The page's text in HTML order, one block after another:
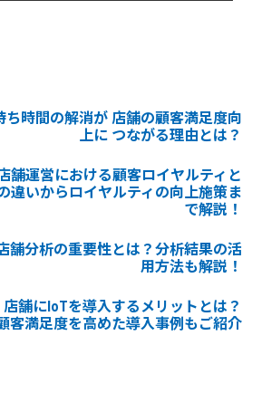
ち時間の解消が 店舗の顧客満足度向
上に つながる理由とは？
舗運営における顧客ロイヤルティと
違いからロイヤルティの向上施策ま
で解説！
舗分析の重要性とは？分析結果の活
用方法も解説！
店舗にIoTを導入するメリットとは？
客満足度を高めた導入事例もご紹介